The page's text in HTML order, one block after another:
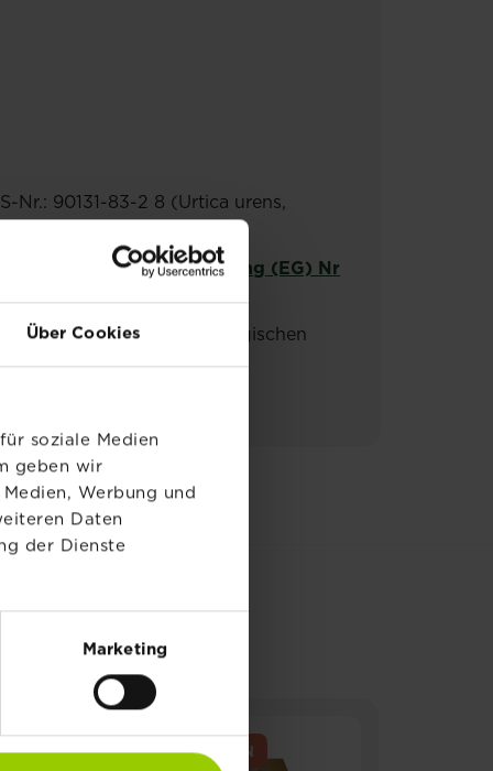
Über Cookies
soziale Medien
geben wir
Werbung und
Daten
der Dienste
Marketing
Nr.: 90131-83-2 8 (Urtica urens,
23 der EU Verordnung (EG) Nr
in der ökologischen/biologischen
Gebrauchsanleitung.
lesen.
EMPFOHLEN